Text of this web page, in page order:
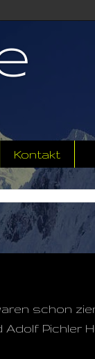
Kontakt
schon
Adolf Pichler